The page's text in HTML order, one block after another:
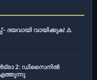
- ദയവായി വായിക്കുക! ⚠️
2: ഡിസൈനിൽ
എത്തുന്നു